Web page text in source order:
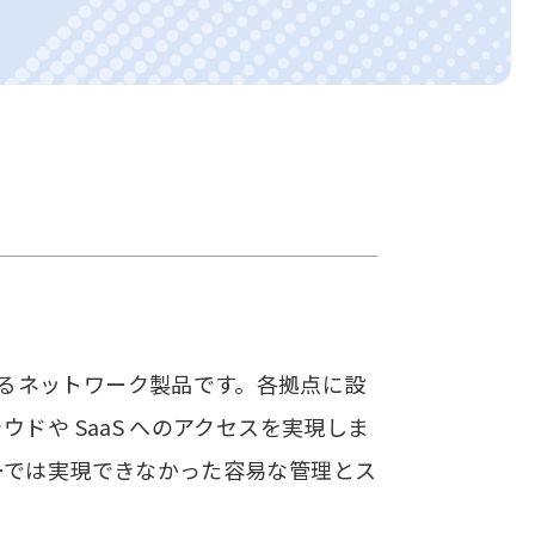
ネットワーク製品です。各拠点に設
ドや SaaS へのアクセスを実現しま
は実現できなかった容易な管理とス